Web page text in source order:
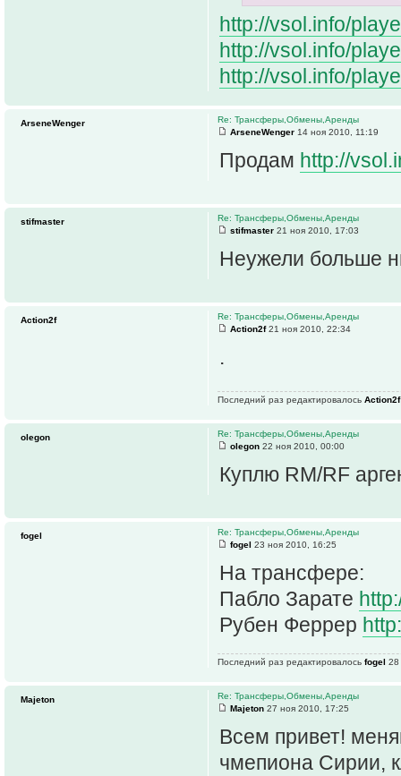
http://vsol.info/
http://vsol.info/
http://vsol.info/
Re: Трансферы,Обмены,Аренды
ArseneWenger 14 ноя 2010, 11:19
Продам http://
ArseneWenger
Re: Трансферы,Обмены,Аренды
stifmaster 21 ноя 2010, 17:03
Неужели больше
stifmaster
Re: Трансферы,Обмены,Аренды
Action2f21 ноя 2010, 22:34
.
Последний раз редактировалось Action2f
Action2f
Re: Трансферы,Обмены,Аренды
olegon 22 ноя 2010, 00:00
Куплю RM/RF
olegon
Re: Трансферы,Обмены,Аренды
fogel 23 ноя 2010, 16:25
На трансфере:
Пабло Зарате
Рубен Феррер
Последний раз редактировалось fogel 28
fogel
Re: Трансферы,Обмены,Аренды
Majeton 27 ноя 2010, 17:25
Всем привет!
чмепиона Сирии,
Majeton